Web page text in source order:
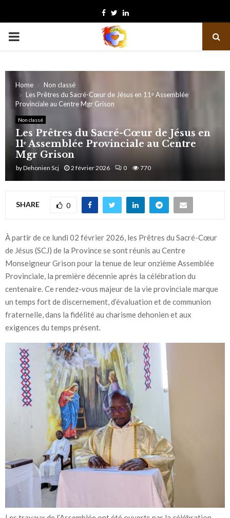
Facebook
TwitterLinkedin
PRIMARY
Home
Non classé
Les Prêtres du Sacré-Cœur de Jésus en 11ᵉ Assemblée
Provinciale au Centre Mgr Grison
Non classé
Les Prêtres du Sacré-Cœur de Jésus en
11ᵉ Assemblée Provinciale au Centre
Mgr Grison
byDehonien Scj 2 février 2026 0 770
SHARE 0
À partir de ce lundi 02 février 2026, les Prêtres du Sacré-Cœur
de Jésus (SCJ) de la Province se sont réunis au Centre
Monseigneur Grison pour la tenue de leur onzième Assemblée
Provinciale, la première décennie après la célébration du
centenaire. Ce rendez-vous majeur de la vie provinciale marque
un temps fort de discernement, d’évaluation et de communion
fraternelle, dans la fidélité au charisme dehonien et aux
exigences du temps présent.